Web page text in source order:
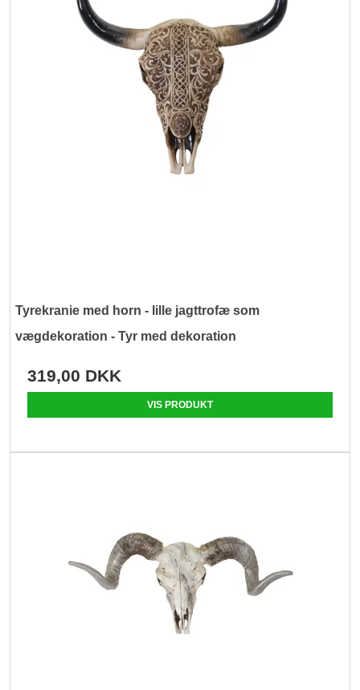
Tyrekranie med horn - lille jagttrofæ som
vægdekoration - Tyr med dekoration
319,00 DKK
VIS PRODUKT